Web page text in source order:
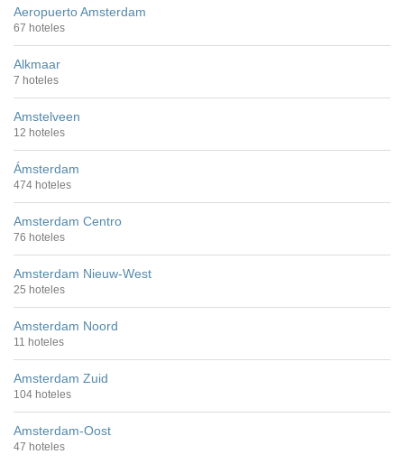
Aeropuerto Amsterdam
67 hoteles
Alkmaar
7 hoteles
Amstelveen
12 hoteles
Ámsterdam
474 hoteles
Amsterdam Centro
76 hoteles
Amsterdam Nieuw-West
25 hoteles
Amsterdam Noord
11 hoteles
Amsterdam Zuid
104 hoteles
Amsterdam-Oost
47 hoteles